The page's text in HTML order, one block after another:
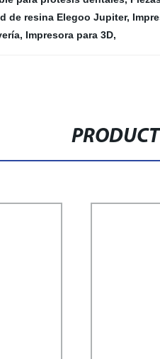
de resina Elegoo Jupiter,
, Impresora para 3D,